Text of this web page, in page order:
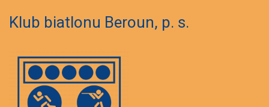
Klub biatlonu Beroun, p. s.